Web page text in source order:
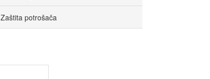
Zaštita potrošača